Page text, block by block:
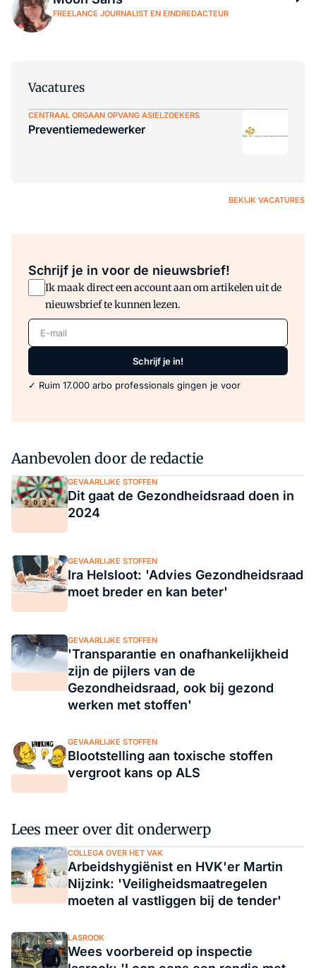
FREELANCE JOURNALIST EN EINDREDACTEUR
Vacatures
CENTRAAL ORGAAN OPVANG ASIELZOEKERS
Preventiemedewerker
BEKIJK VACATURES
Schrijf je in voor de nieuwsbrief!
Ik maak direct een account aan om artikelen uit de
nieuwsbrief te kunnen lezen.
E-mail
Schrijf je in!
✓ Ruim 17.000 arbo professionals gingen je voor
Aanbevolen door de redactie
GEVAARLIJKE STOFFEN
Dit gaat de Gezondheidsraad doen in
2024
GEVAARLIJKE STOFFEN
Ira Helsloot: 'Advies Gezondheidsraad
moet breder en kan beter'
GEVAARLIJKE STOFFEN
'Transparantie en onafhankelijkheid
zijn de pijlers van de
Gezondheidsraad, ook bij gezond
werken met stoffen'
GEVAARLIJKE STOFFEN
Blootstelling aan toxische stoffen
vergroot kans op ALS
Lees meer over dit onderwerp
COLLEGA OVER HET VAK
Arbeidshygiënist en HVK'er Martin
Nijzink: 'Veiligheidsmaatregelen
moeten al vastliggen bij de tender'
LASROOK
Wees voorbereid op inspectie